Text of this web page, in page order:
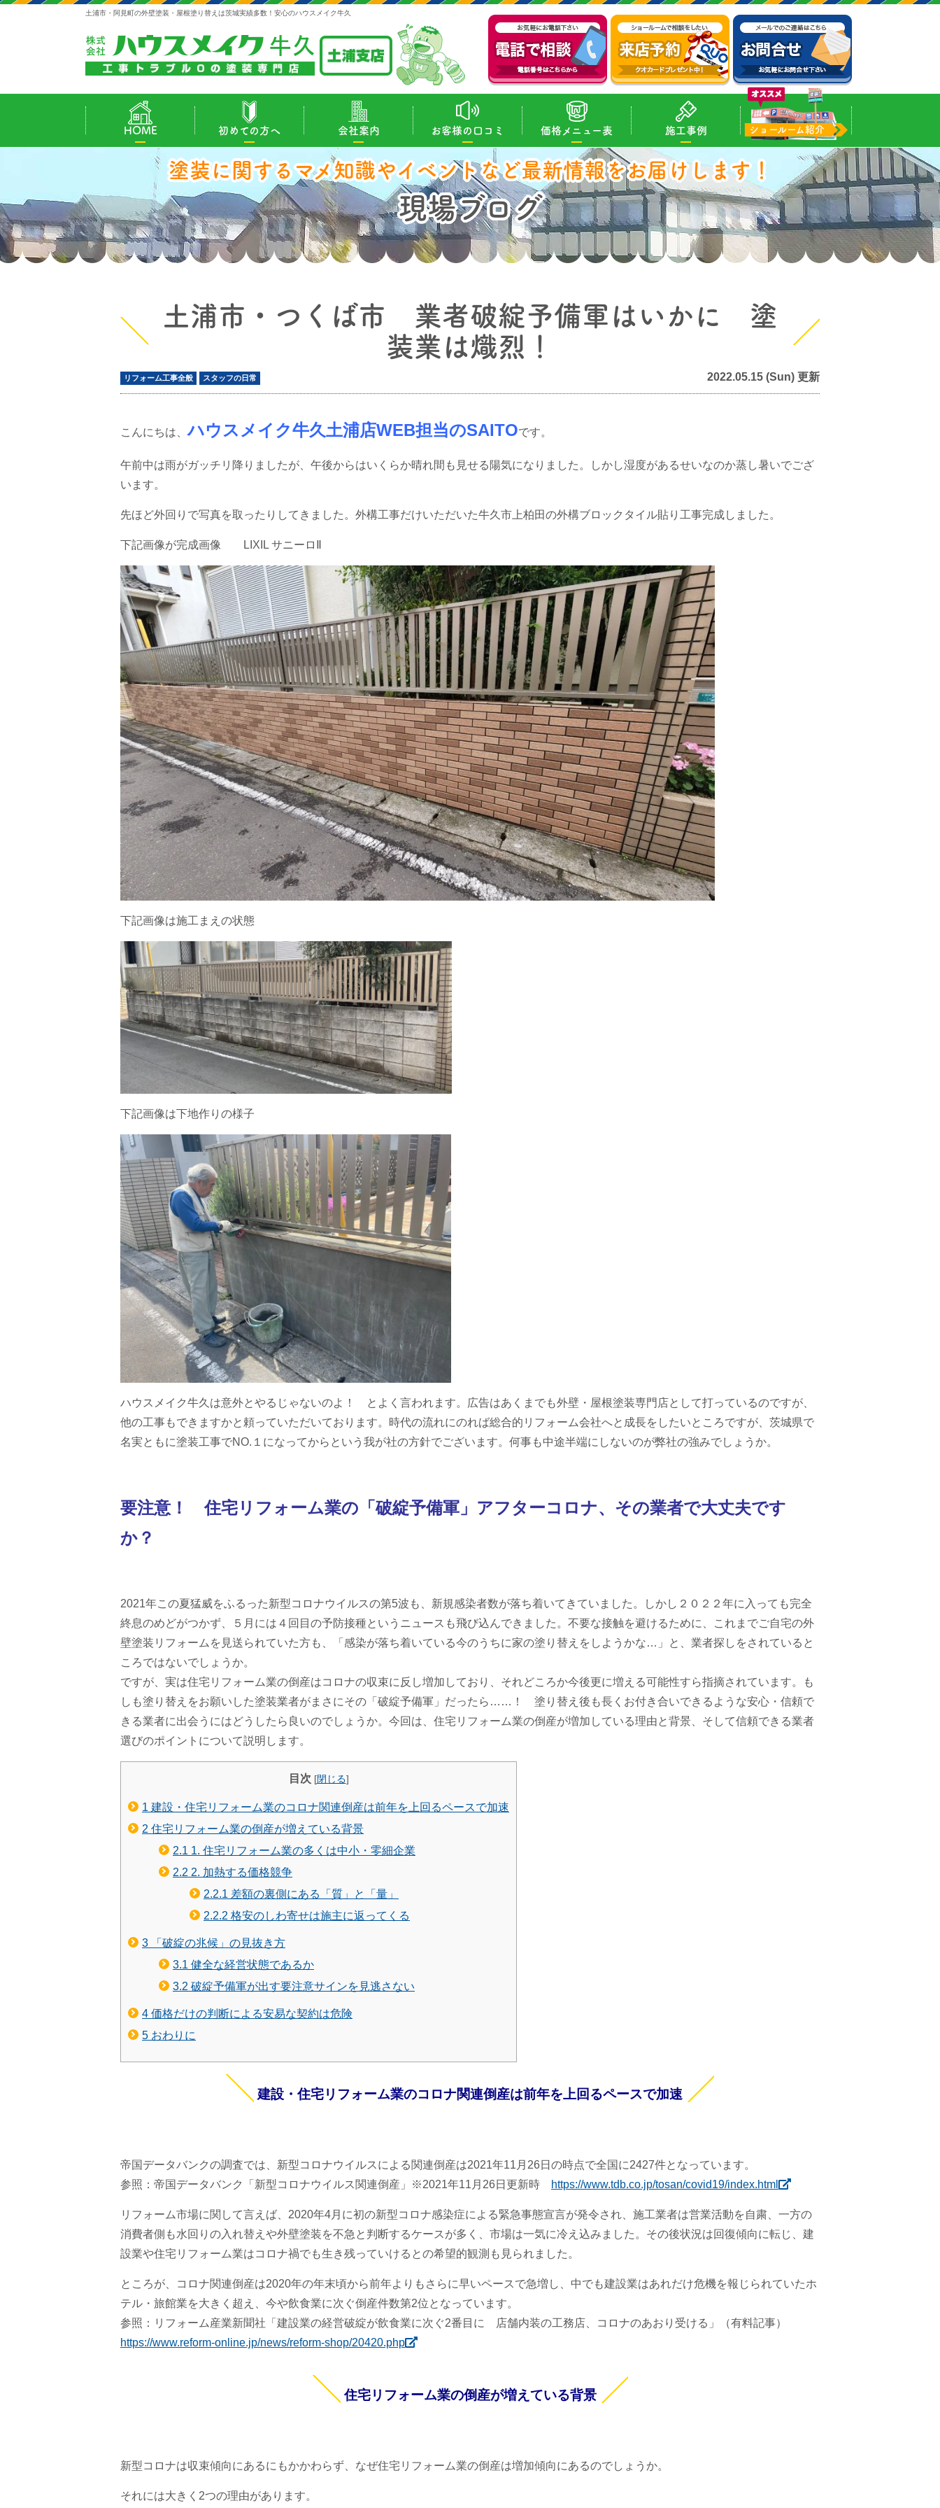
土浦市・阿見町の外壁塗装・屋根塗り替えは茨城実績多数！安心のハウスメイク牛久
HOME 初めての方へ 会社案内 お客様の口コミ 価格メニュー表 施工事例 ショールーム紹介
塗装に関するマメ知識やイベントなど最新情報をお届けします！
現場ブログ
土浦市・つくば市 業者破綻予備軍はいかに 塗
装業は熾烈！
リフォーム工事全般 スタッフの日常 2022.05.15 (Sun) 更新
こんにちは、ハウスメイク牛久土浦店WEB担当のSAITOです。
午前中は雨がガッチリ降りましたが、午後からはいくらか晴れ間も見せる陽気になりました。しかし湿度があるせいなのか蒸し暑いでござ
います。
先ほど外回りで写真を取ったりしてきました。外構工事だけいただいた牛久市上柏田の外構ブロックタイル貼り工事完成しました。
下記画像が完成画像 LIXIL サニーロⅡ
下記画像は施工まえの状態
下記画像は下地作りの様子
ハウスメイク牛久は意外とやるじゃないのよ！ とよく言われます。広告はあくまでも外壁・屋根塗装専門店として打っているのですが、
他の工事もできますかと頼っていただいております。時代の流れにのれば総合的リフォーム会社へと成長をしたいところですが、茨城県で
名実ともに塗装工事でNO.１になってからという我が社の方針でございます。何事も中途半端にしないのが弊社の強みでしょうか。
要注意！ 住宅リフォーム業の「破綻予備軍」アフターコロナ、その業者で大丈夫です
か？
2021年この夏猛威をふるった新型コロナウイルスの第5波も、新規感染者数が落ち着いてきていました。しかし２０２２年に入っても完全
終息のめどがつかず、５月には４回目の予防接種というニュースも飛び込んできました。 不要な接触を避けるために、これまでご自宅の外
壁塗装リフォームを見送られていた方も、「感染が落ち着いている今のうちに家の塗り替えをしようかな…」と、業者探しをされていると
ころではないでしょうか。
ですが、実は住宅リフォーム業の倒産はコロナの収束に反し増加しており、それどころか今後更に増える可能性すら指摘されています。
も
しも塗り替えをお願いした塗装業者がまさにその「破綻予備軍」だったら……！ 塗り替え後も長くお付き合いできるような安心・信頼で
きる業者に出会うにはどうしたら良いのでしょうか。 今回は、住宅リフォーム業の倒産が増加している理由と背景、そして信頼できる業者
選びのポイントについて説明します。
目次 [閉じる]
1 建設・住宅リフォーム業のコロナ関連倒産は前年を上回るペースで加速
2 住宅リフォーム業の倒産が増えている背景
2.1 1. 住宅リフォーム業の多くは中小・零細企業
2.2 2. 加熱する価格競争
2.2.1 差額の裏側にある「質」と「量」
2.2.2 格安のしわ寄せは施主に返ってくる
3 「破綻の兆候」の見抜き方
3.1 健全な経営状態であるか
3.2 破綻予備軍が出す要注意サインを見逃さない
4 価格だけの判断による安易な契約は危険
5 おわりに
建設・住宅リフォーム業のコロナ関連倒産は前年を上回るペースで加速
帝国データバンクの調査では、新型コロナウイルスによる関連倒産は2021年11月26日の時点で全国に2427件となっています。
参照：帝国データバンク「新型コロナウイルス関連倒産」※2021年11月26日更新時
https://www.tdb.co.jp/tosan/covid19/index.html
リフォーム市場に関して言えば、2020年4月に初の新型コロナ感染症による緊急事態宣言が発令され、施工業者は営業活動を自粛、一方の
消費者側も水回りの入れ替えや外壁塗装を不急と判断するケースが多く、市場は一気に冷え込みました。 その後状況は回復傾向に転じ、建
設業や住宅リフォーム業はコロナ禍でも生き残っていけるとの希望的観測も見られました。
ところが、コロナ関連倒産は2020年の年末頃から前年よりもさらに早いペースで急増し、中でも建設業はあれだけ危機を報じられていたホ
テル・旅館業を大きく超え、今や飲食業に次ぐ倒産件数第2位となっています。
参照：リフォーム産業新聞社「建設業の経営破綻が飲食業に次ぐ2番目に 店舗内装の工務店、コロナのあおり受ける​」（有料記事）
https://www.reform-online.jp/news/reform-shop/20420.php
住宅リフォーム業の倒産が増えている背景
新型コロナは収束傾向にあるにもかかわらず、なぜ住宅リフォーム業の倒産は増加傾向にあるのでしょうか。
それには大きく2つの理由があります。